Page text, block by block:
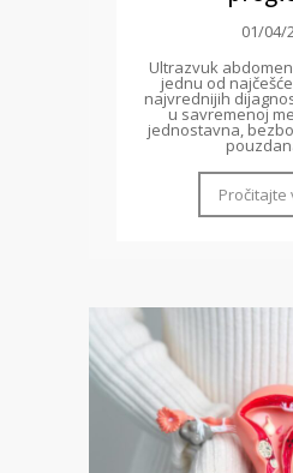
01/04/
Ultrazvuk
jednu od
najvrednijih
u savremenoj
jednostavna,
Pročitajte